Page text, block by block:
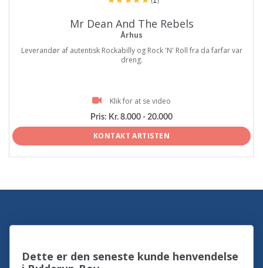
Mr Dean And The Rebels
Århus
Leverandør af autentisk Rockabilly og Rock 'N' Roll fra da farfar var
dreng.
Klik for at se video
Pris: Kr. 8.000 - 20.000
KONTAKT ARTISTEN
Dette er den seneste kunde henvendelse